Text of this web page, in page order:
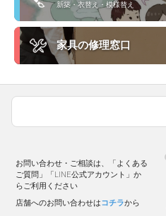
新築・衣替え・模様替え
家具の修理窓口
お問い合わせ・ご相談は、「よくある
ご質問」「LINE公式アカウント」か
らご利用ください
店舗へのお問い合わせはコチラから